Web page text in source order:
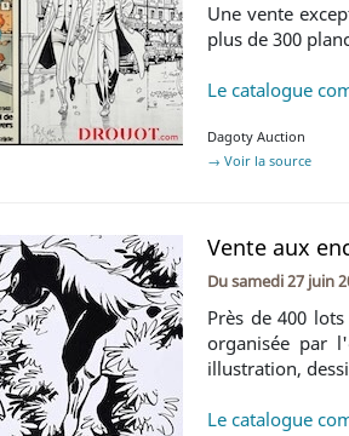
Une vente
plus de 300
Le catalogue
Dagoty Auction
→ Voir la source
Vente aux
Dusamedi 27 juin
Près de 400
organisée par
illustration,
Le catalogue